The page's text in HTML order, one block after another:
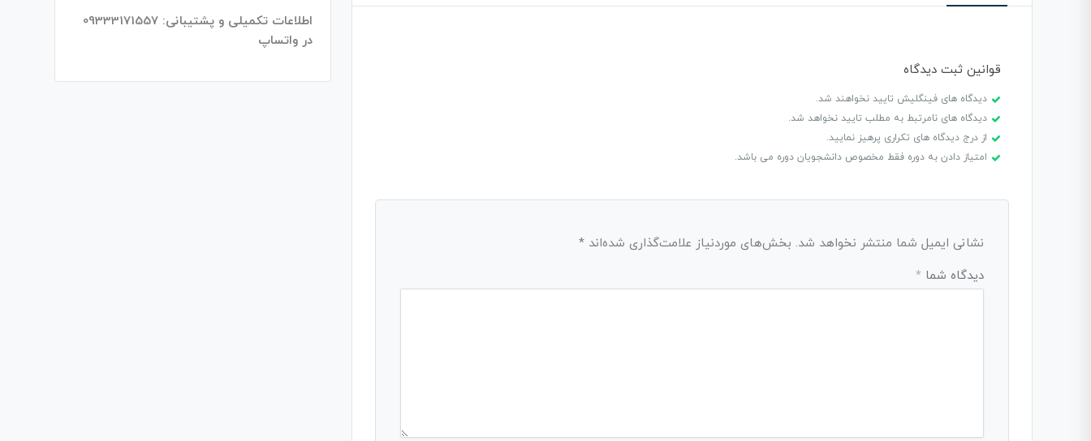
قوانین ثبت دیدگاه
دیدگاه های فینگلیش تایید نخواهند شد.
دیدگاه های نامرتبط به مطلب تایید نخواهد شد.
از درج دیدگاه های تکراری پرهیز نمایید.
امتیاز دادن به دوره فقط مخصوص دانشجویان دوره می باشد.
نشانی ایمیل شما منتشر نخواهد شد. بخش‌های موردنیاز علامت‌گذاری شده‌اند *
دیدگاه شما *
اطلاعات تکمیلی و پشتیبانی: 09333171557
در واتساپ